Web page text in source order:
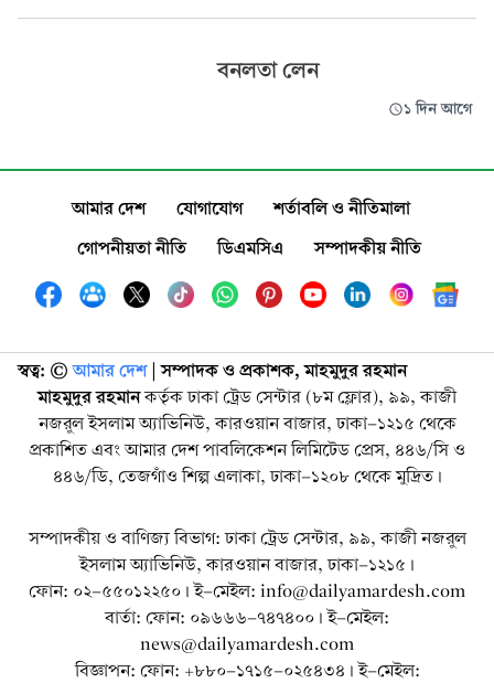
বনলতা লেন
১ দিন আগে
আমার দেশ যোগাযোগ
শর্তাবলি ও নীতিমালা
গোপনীয়তা নীতি
ডিএমসিএ সম্পাদকীয় নীতি
স্বত্ব: ©️ আমার দেশ| সম্পাদক ও প্রকাশক, মাহমুদুর রহমান
মাহমুদুর রহমানকর্তৃক ঢাকা ট্রেড সেন্টার (৮ম ফ্লোর), ৯৯, কাজী
নজরুল ইসলাম অ্যাভিনিউ, কারওয়ান বাজার, ঢাকা-১২১৫ থেকে
প্রকাশিত এবং আমার দেশ পাবলিকেশন লিমিটেড প্রেস, ৪৪৬/সি ও
৪৪৬/ডি, তেজগাঁও শিল্প এলাকা, ঢাকা-১২০৮ থেকে মুদ্রিত।
সম্পাদকীয় ও বাণিজ্য বিভাগ: ঢাকা ট্রেড সেন্টার, ৯৯, কাজী নজরুল
ইসলাম অ্যাভিনিউ, কারওয়ান বাজার, ঢাকা-১২১৫।
ফোন: ০২-৫৫০১২২৫০। ই-মেইল: info@dailyamardesh.com
বার্তা: ফোন: ০৯৬৬৬-৭৪৭৪০০। ই-মেইল:
news@dailyamardesh.com
বিজ্ঞাপন: ফোন: +৮৮০-১৭১৫-০২৫৪৩৪ । ই-মেইল: